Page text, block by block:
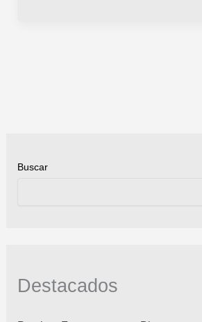
Buscar
Destacados